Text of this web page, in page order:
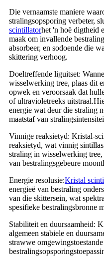
Die vernaamste maniere
stralingsopsporing verbeter,
scintillatorhet 'n hoë digtheid
maak om invallende
absorbeer, en sodoende die
skittering verhoog.
Doeltreffende liguitset:
wisselwerking tree, plaas dit
opwek en veroorsaak dat
of ultravioletreeks
energie wat deur die straling
maatstaf van
Vinnige reaksietyd: Kristal-
reaksietyd, wat vinnig
straling in wisselwerking
van bestralingsgebeure
Energie resolusie:Kristal
energieë van bestraling
van die skittersein, wat
spesifieke bestralingsbronne
Stabiliteit en duursaamheid:
algemeen stabiele en
strawwe